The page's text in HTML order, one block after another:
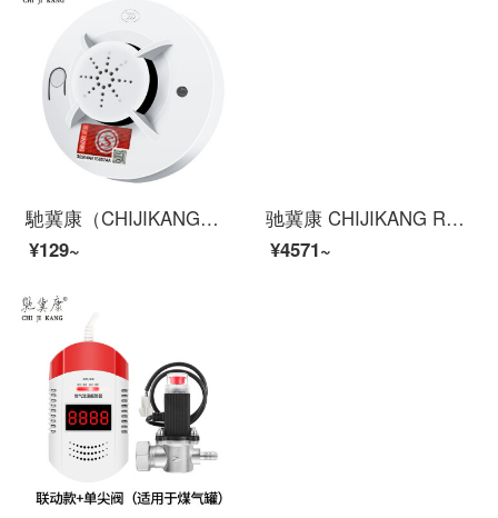
馳冀康（CHIJIKANG）煙警報器独立煙感知器無線煙霧センサー家庭用防火煙警報火災煙感知警報器
¥129~
驰冀康 CHIJIKANG R11 香烟烟雾报警器高灵敏卫生间控烟探测吸烟检测仪禁烟报警器
¥4571~